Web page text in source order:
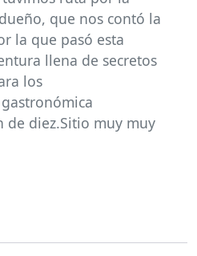
que nos contó la
la que pasó esta
llena de secretos
los
de diez.Sitio muy muy